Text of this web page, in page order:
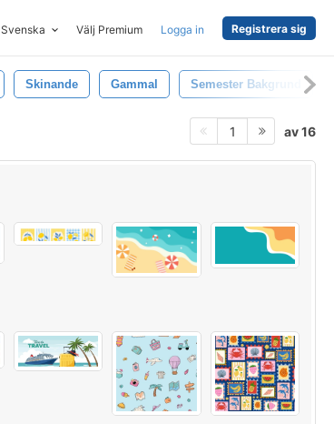
Svenska Välj Premium Logga in Registrera sig
Skinande Gammal Semester Bakgrund
1 av 16